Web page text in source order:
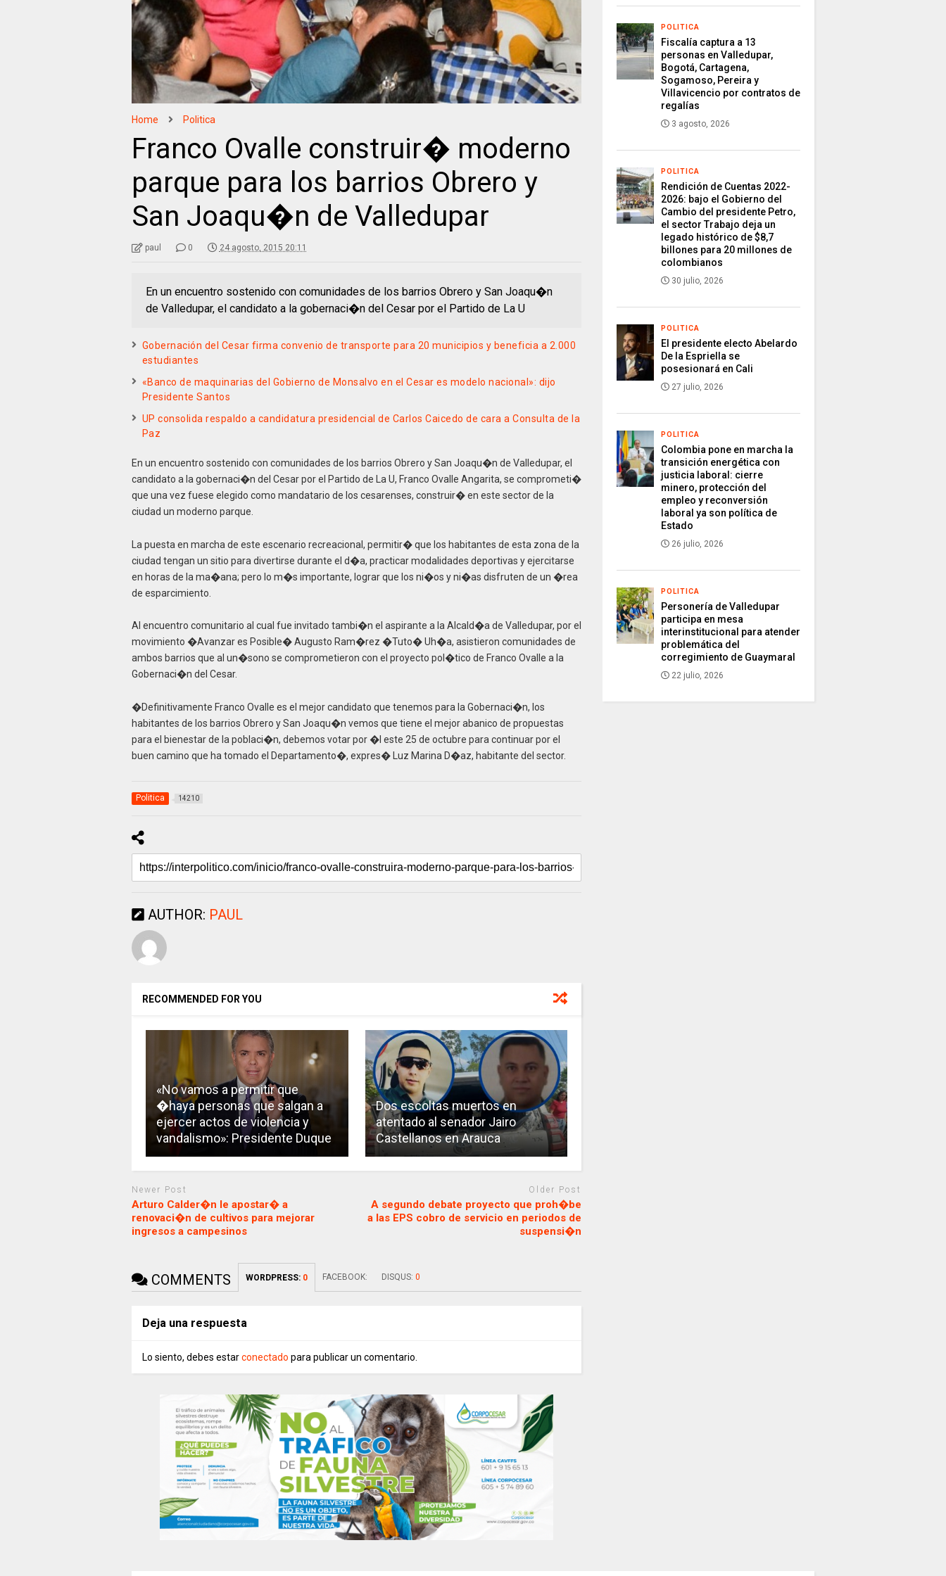
Home Politica
Franco Ovalle construir� moderno
parque para los barrios Obrero y
San Joaqu�n de Valledupar
paul 0 24 agosto, 2015 20:11
En un encuentro sostenido con comunidades de los barrios Obrero y San Joaqu�n
de Valledupar, el candidato a la gobernaci�n del Cesar por el Partido de La U
Gobernación del Cesar firma convenio de transporte para 20 municipios y beneficia a 2.000
estudiantes
«Banco de maquinarias del Gobierno de Monsalvo en el Cesar es modelo nacional»: dijo
Presidente Santos
UP consolida respaldo a candidatura presidencial de Carlos Caicedo de cara a Consulta de la
Paz
En un encuentro sostenido con comunidades de los barrios Obrero y San Joaqu�n de Valledupar, el
candidato a la gobernaci�n del Cesar por el Partido de La U, Franco Ovalle Angarita, se comprometi�
que una vez fuese elegido como mandatario de los cesarenses, construir� en este sector de la
ciudad un moderno parque.
La puesta en marcha de este escenario recreacional, permitir� que los habitantes de esta zona de la
ciudad tengan un sitio para divertirse durante el d�a, practicar modalidades deportivas y ejercitarse
en horas de la ma�ana; pero lo m�s importante, lograr que los ni�os y ni�as disfruten de un �rea
de esparcimiento.
Al encuentro comunitario al cual fue invitado tambi�n el aspirante a la Alcald�a de Valledupar, por el
movimiento �Avanzar es Posible� Augusto Ram�rez �Tuto� Uh�a, asistieron comunidades de
ambos barrios que al un�sono se comprometieron con el proyecto pol�tico de Franco Ovalle a la
Gobernaci�n del Cesar.
�Definitivamente Franco Ovalle es el mejor candidato que tenemos para la Gobernaci�n, los
habitantes de los barrios Obrero y San Joaqu�n vemos que tiene el mejor abanico de propuestas
para el bienestar de la poblaci�n, debemos votar por �l este 25 de octubre para continuar por el
buen camino que ha tomado el Departamento�, expres� Luz Marina D�az, habitante del sector.
Politica 14210
AUTHOR: PAUL
RECOMMENDED FOR YOU
«No vamos a permitir que
�haya personas que salgan a
ejercer actos de violencia y
vandalismo»: Presidente Duque
Dos escoltas muertos en
atentado al senador Jairo
Castellanos en Arauca
Newer Post
Arturo Calder�n le apostar� a
renovaci�n de cultivos para mejorar
ingresos a campesinos
Older Post
A segundo debate proyecto que proh�be
a las EPS cobro de servicio en periodos de
suspensi�n
COMMENTS WORDPRESS: 0 FACEBOOK: DISQUS: 0
Deja una respuesta
Lo siento, debes estarconectado para publicar un comentario.
POLITICA
Fiscalía captura a 13
personas en Valledupar,
Bogotá, Cartagena,
Sogamoso, Pereira y
Villavicencio por contratos de
regalías
3 agosto, 2026
POLITICA
Rendición de Cuentas 2022-
2026: bajo el Gobierno del
Cambio del presidente Petro,
el sector Trabajo deja un
legado histórico de $8,7
billones para 20 millones de
colombianos
30 julio, 2026
POLITICA
El presidente electo Abelardo
De la Espriella se
posesionará en Cali
27 julio, 2026
POLITICA
Colombia pone en marcha la
transición energética con
justicia laboral: cierre
minero, protección del
empleo y reconversión
laboral ya son política de
Estado
26 julio, 2026
POLITICA
Personería de Valledupar
participa en mesa
interinstitucional para atender
problemática del
corregimiento de Guaymaral
22 julio, 2026